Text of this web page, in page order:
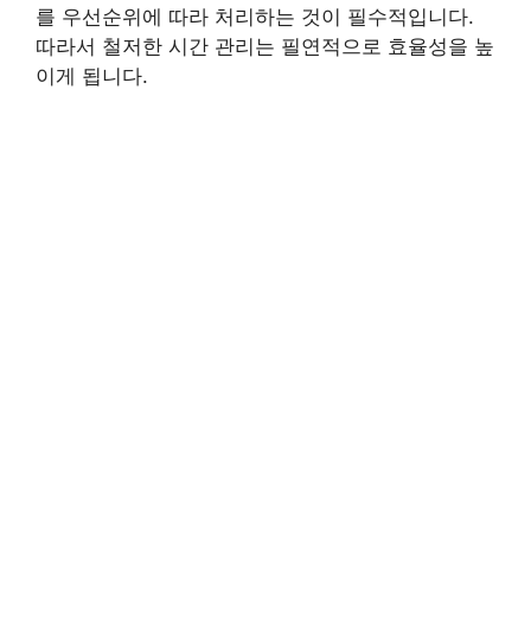
를 우선순위에 따라 처리하는 것이 필수적입니다.
따라서 철저한 시간 관리는 필연적으로 효율성을 높
이게 됩니다.